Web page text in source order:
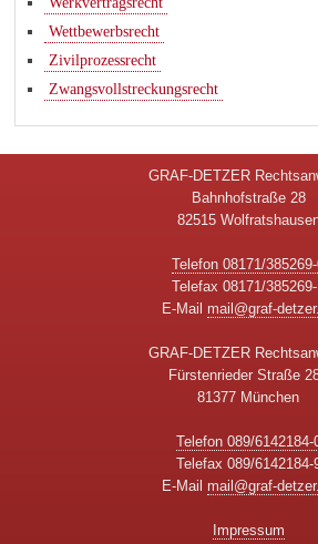
Wettbewerbsrecht
Zivilprozessrecht
Zwangsvollstreckungsrecht
GRAF-DETZER
Bahnhofstraße 28
82515
Telefon 08171/
Telefax 08171/
E-Mail mail@graf-
GRAF-DETZER
Fürstenrieder Straße
81377 München
Telefon 089/6142184-
Telefax 089/6142184-
E-Mail mail@graf-
Impressum